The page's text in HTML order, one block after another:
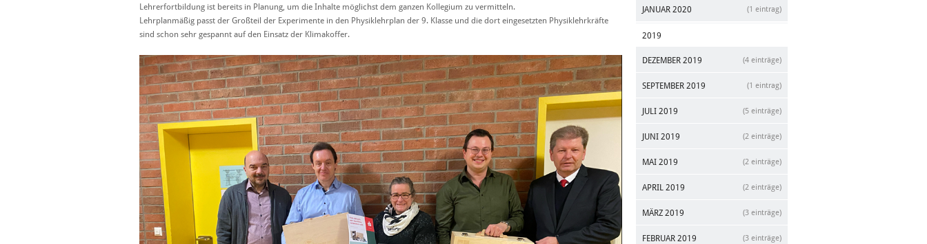
Lehrerfortbildung ist bereits in Planung, um die Inhalte möglichst dem ganzen Kollegium zu vermitteln.
Lehrplanmäßig passt der Großteil der Experimente in den Physiklehrplan der 9. Klasse und die dort eingesetzten Physiklehrkräfte
sind schon sehr gespannt auf den Einsatz der Klimakoffer.
JANUAR 2020 (1 eintrag)
2019
DEZEMBER 2019 (4 einträge)
SEPTEMBER 2019 (1 eintrag)
JULI 2019 (5 einträge)
JUNI 2019 (2 einträge)
MAI 2019 (2 einträge)
APRIL 2019 (2 einträge)
MÄRZ 2019 (3 einträge)
FEBRUAR 2019 (3 einträge)